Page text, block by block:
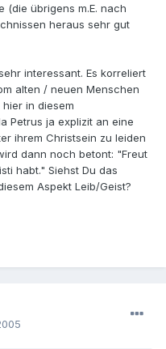
(die übrigens m.E. nach
heraus sehr gut
interessant. Es korreliert
alten / neuen Menschen
in diesem
Petrus ja explizit an eine
ihrem Christsein zu leiden
dann noch betont: "Freut
habt." Siehst Du das
Aspekt Leib/Geist?